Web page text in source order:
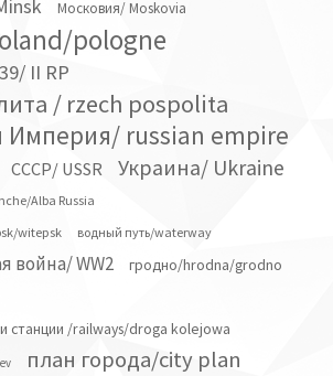
Московия/ Moskovia
pologne
II RP
/ rzech pospolita
Империя/ russian empire
СССР/ USSR Украина/ Ukraine
Alba Russia
witepsk
водный путь/waterway
война/ WW2 гродно/hrodna/grodno
станции /railways/droga kolejowa
план города/city plan